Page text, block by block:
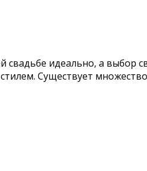
идеально, а выбор
Существует